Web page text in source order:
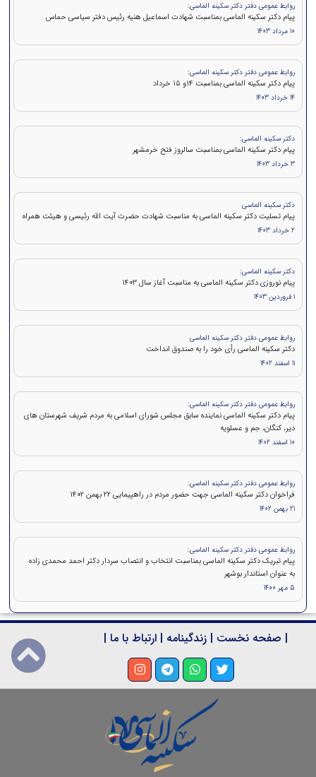
روابط عمومی دفتر دکتر سکینه الماسی:
پيام دكتر سكينه الماسی بمناسبت شهادت اسماعیل هنیه رئیس دفتر سیاسی حماس
10 مرداد 1403
روابط عمومی دفتر دکتر سکینه الماسی:
پيام دكتر سکینه الماسی بمناسبت ۱۴و ۱۵ خرداد
14 خرداد 1403
دکتر سکینه الماسی:
پیام دکتر سکینه الماسی بمناسبت سالروز فتح خرمشهر
3 خرداد 1403
دکتر سکینه الماسی
پیام تسلیت دکتر سکینه الماسی به مناسبت شهادت حضرت آیت الله رئیسی و هیئت همراه
2 خرداد 1403
دکتر سکینه الماسی:
پیام نوروزی دکتر سکینه الماسی به مناسبت آغاز سال 1403
1 فروردین 1403
روابط عمومی دفتر دکتر سکینه الماسی
دکتر سکینه الماسی رأی خود را به صندوق انداخت
11 اسفند 1402
روابط عمومی دفتر دکتر سکینه الماسی:
پیام دکتر سکینه الماسی نماینده سابق مجلس شورای اسلامی به مردم شریف شهرستان های
دیر، کنگان، جم و عسلویه
10 اسفند 1402
روابط عمومی دفتر دکتر سکینه الماسی:
فراخوان دکتر سکینه الماسی جهت حضور مردم در راهپیمایی ۲۲ بهمن 1402
21 بهمن 1402
روابط عمومی دفتر دکتر سکینه الماسی:
پیام تبریک دکتر سکینه الماسی بمناسبت انتخاب و انتصاب سردار دکتر احمد محمدی زاده
به عنوان استاندار بوشهر
5 مهر 1400
| صفحه نخست | زندگینامه | ارتباط با ما |